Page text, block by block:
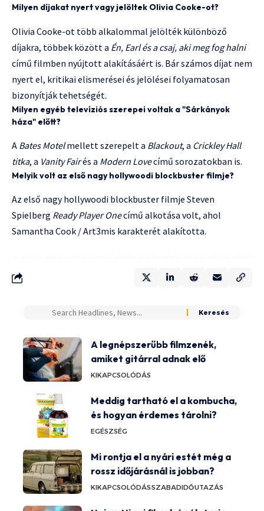
Milyen díjakat nyert vagy jelöltek Olivia Cooke-ot?
Olivia Cooke-ot több alkalommal jelölték különböző
díjakra, többek között a Én, Earl és a csaj, aki meg fog halni
című filmben nyújtott alakításáért is. Bár számos díjat nem
nyert el, kritikai elismerései és jelölései folyamatosan
bizonyítják tehetségét.
Milyen egyéb televíziós szerepei voltak a "Sárkányok
háza" előtt?
A Bates Motelmellett szerepelt a Blackout, a Crickley Hall
titka, a Vanity Fairés a Modern Lovecímű sorozatokban is.
Melyik volt az első nagy hollywoodi blockbuster filmje?
Az első nagy hollywoodi blockbuster filmje Steven
Spielberg Ready Player Onecímű alkotása volt, ahol
Samantha Cook / Art3mis karakterét alakította.
A legnépszerűbb filmzenék,
amiket gitárral adnak elő
KIKAPCSOLÓDÁS
Meddig tartható el a kombucha,
és hogyan érdemes tárolni?
EGÉSZSÉG
Mi rontja el a nyári estét még a
rossz időjárásnál is jobban?
KIKAPCSOLÓDÁSSZABADIDŐUTAZÁS